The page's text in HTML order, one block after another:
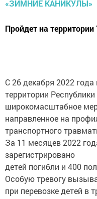
Пройдет на территории
С 26 декабря 2022
территории
широкомасштабное
направленное на
транспортного
За 11 месяцев 2022
зарегистрировано
детей погибли и 400
Особую тревогу
при перевозке детей в